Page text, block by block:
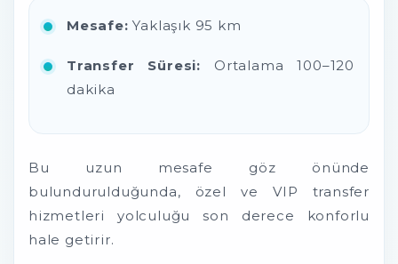
Mesafe: Yaklaşık 95 km
Transfer Süresi: Ortalama 100–120
dakika
Bu uzun mesafe göz önünde
bulundurulduğunda, özel ve VIP transfer
hizmetleri yolculuğu son derece konforlu
hale getirir.